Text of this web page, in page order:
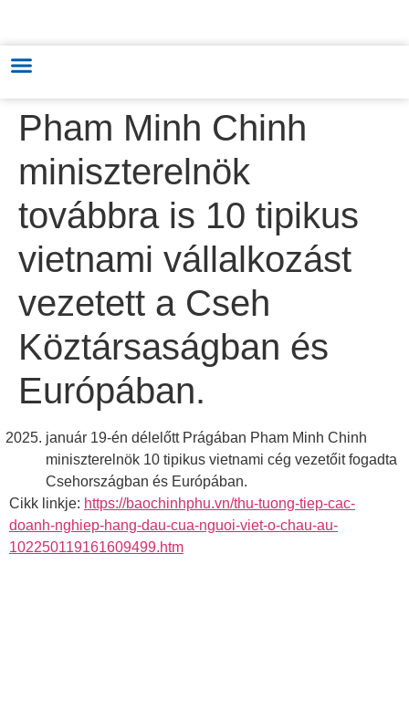
Pham Minh Chinh
miniszterelnök
továbbra is 10 tipikus
vietnami vállalkozást
vezetett a Cseh
Köztársaságban és
Európában.
január 19-én délelőtt Prágában Pham Minh Chinh
miniszterelnök 10 tipikus vietnami cég vezetőit fogadta
Csehországban és Európában.
Cikk linkje: https://baochinhphu.vn/thu-tuong-tiep-cac-
doanh-nghiep-hang-dau-cua-nguoi-viet-o-chau-au-
102250119161609499.htm